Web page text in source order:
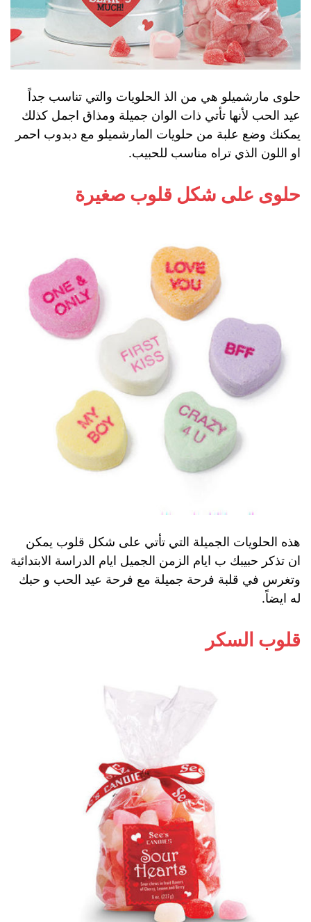
حلوى مارشميلو هي من الذ الحلويات والتي تناسب جداً
عيد الحب لأنها تأتي ذات الوان جميلة ومذاق اجمل كذلك
يمكنك وضع علبة من حلويات المارشميلو مع دبدوب احمر
او اللون الذي تراه مناسب للحبيب.
حلوى على شكل قلوب صغيرة
هذه الحلويات الجميلة التي تأتي على شكل قلوب يمكن
ان تذكر حبيبك ب ايام الزمن الجميل ايام الدراسة الابتدائية
وتغرس في قلبة فرحة جميلة مع فرحة عيد الحب و حبك
له ايضاً.
قلوب السكر